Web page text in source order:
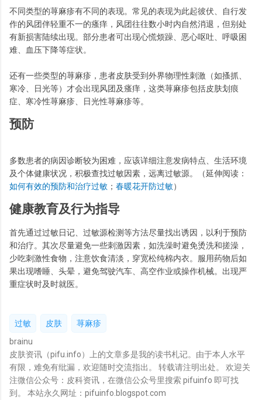
不同类型的荨麻疹有不同的表现。常见的表现为此起彼伏、自行发
作的风团伴轻重不一的瘙痒，风团往往数小时内自然消退，但别处
有新损害陆续出现。部分患者可出现心慌烦躁、恶心呕吐、呼吸困
难、血压下降等症状。
还有一些类型的荨麻疹，患者皮肤受到外界物理性刺激（如搔抓、
寒冷、日光等）才会出现风团及瘙痒，这类荨麻疹包括皮肤划痕
症、寒冷性荨麻疹、日光性荨麻疹等。
预防
多数患者的病因诊断较为困难，应该详细注意发病特点、生活环境
及个体健康状况，积极查找过敏因素，远离过敏源。（延伸阅读：
如何有效的预防和治疗过敏 ； 春暖花开防过敏）
健康教育及行为指导
首先通过过敏日记、过敏源检测等方法尽量找出诱因，以利于预防
和治疗。其次尽量避免一些刺激因素，如洗澡时避免烫洗和搓澡，
少吃刺激性食物，注意饮食清淡，穿宽松纯棉内衣。服用药物后如
果出现嗜睡、头晕，避免驾驶汽车、高空作业或操作机械。出现严
重症状时及时就医。
过敏 皮肤
荨麻疹
brainu
皮肤资讯（pifu.info）上的文章多是我的读书札记。由于本人水平
有限，难免有纰漏，欢迎随时交流指出。 转载请注明出处。 欢迎关
注微信公众号：皮科资讯，在微信公众号里搜索 pifuinfo 即可找
到。 本站永久网址：pifuinfo.blogspot.com